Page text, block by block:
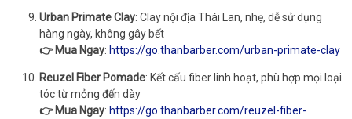
Urban Primate Clay: Clay nội địa Thái Lan, nhẹ, dễ sử dụng
hàng ngày, không gây bết
👉 Mua Ngay: https://go.thanbarber.com/urban-primate-clay
Reuzel Fiber Pomade: Kết cấu fiber linh hoạt, phù hợp mọi loại
tóc từ mỏng đến dày
👉 Mua Ngay: https://go.thanbarber.com/reuzel-fiber-